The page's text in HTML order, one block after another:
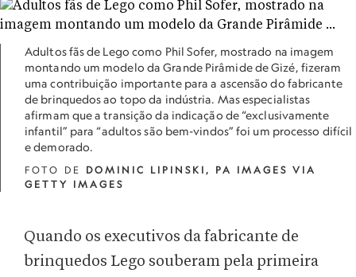
Adultos fãs de Lego como Phil Sofer, mostrado na imagem
montando um modelo da Grande Pirâmide de Gizé, fizeram
uma contribuição importante para a ascensão do fabricante
de brinquedos ao topo da indústria. Mas especialistas
afirmam que a transição da indicação de “exclusivamente
infantil” para “adultos são bem-vindos” foi um processo difícil
e demorado.
FOTO DE DOMINIC LIPINSKI, PA IMAGES VIA
GETTY IMAGES
Quando os executivos da fabricante de
brinquedos Lego souberam pela primeira